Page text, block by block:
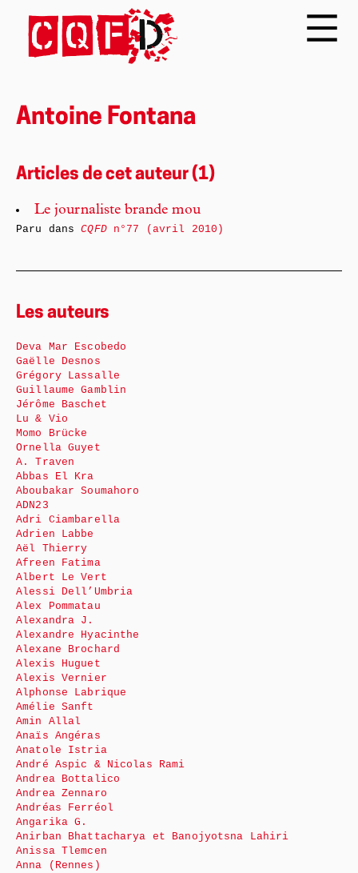
Antoine Fontana
Articles de cet auteur (1)
Le journaliste brande mou
Paru dansCQFDn°77 (avril 2010)
Les auteurs
Deva Mar Escobedo
Gaëlle Desnos
Grégory Lassalle
Guillaume Gamblin
Jérôme Baschet
Lu & Vio
Momo Brücke
Ornella Guyet
A. Traven
Abbas El Kra
Aboubakar Soumahoro
ADN23
Adri Ciambarella
Adrien Labbe
Aël Thierry
Afreen Fatima
Albert Le Vert
Alessi Dell’Umbria
Alex Pommatau
Alexandra J.
Alexandre Hyacinthe
Alexane Brochard
Alexis Huguet
Alexis Vernier
Alphonse Labrique
Amélie Sanft
Amin Allal
Anaïs Angéras
Anatole Istria
André Aspic & Nicolas Rami
Andrea Bottalico
Andrea Zennaro
Andréas Ferréol
Angarika G.
Anirban Bhattacharya et Banojyotsna Lahiri
Anissa Tlemcen
Anna (Rennes)